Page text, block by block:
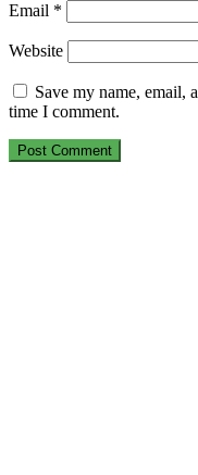
Email *
Website
Save my name, email,
time I comment.